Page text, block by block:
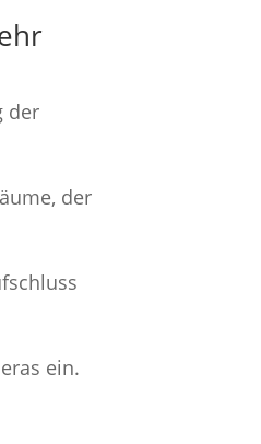
der
der
ein.